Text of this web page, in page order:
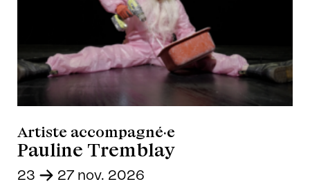
Artiste accompagné·e
Pauline Tremblay
23 - 27 nov. 2026